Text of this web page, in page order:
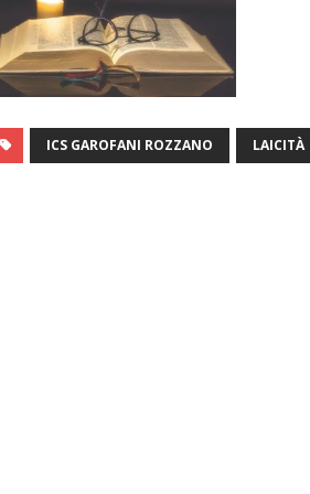
ICS GAROFANI ROZZANO LAICITÀ